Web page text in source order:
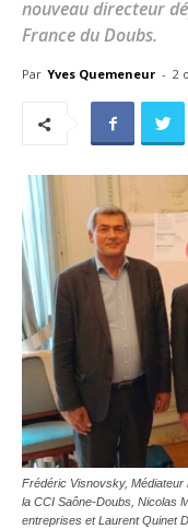
nouveau directeur
France du Doubs.
Par Yves Quemeneur - 2
Frédéric Visnovsky,
la CCI Saône-Doubs, Nicolas
entreprises et Laurent Quinet